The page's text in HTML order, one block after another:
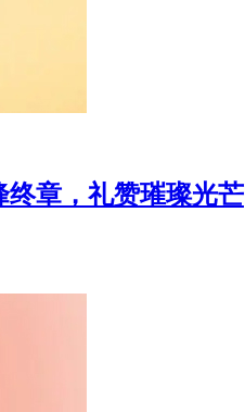
章，礼赞璀璨光芒